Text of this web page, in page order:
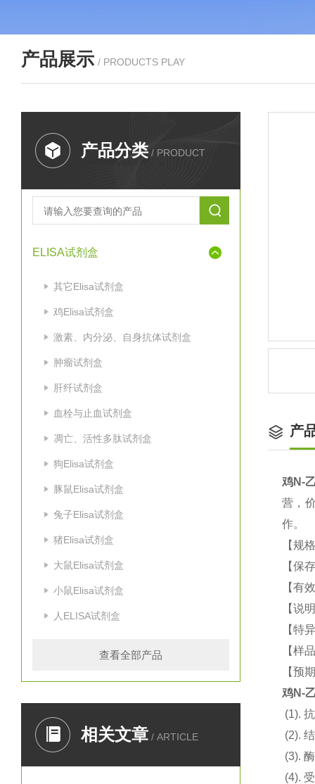
产品展示 / PRODUCTS PLAY
产品分类 / PRODUCT
ELISA试剂盒
其它Elisa试剂盒
鸡Elisa试剂盒
激素、内分泌、自身抗体试剂盒
肿瘤试剂盒
肝纤试剂盒
血栓与止血试剂盒
凋亡、活性多肽试剂盒
狗Elisa试剂盒
豚鼠Elisa试剂盒
兔子Elisa试剂盒
猪Elisa试剂盒
大鼠Elisa试剂盒
小鼠Elisa试剂盒
人ELISA试剂盒
查看全部产品
相关文章 / ARTICLE
产
鸡N-
营，
作
【规
【保
【有
【说
【特
【样
【预
鸡N-
(1).
(2).
(3).
(4).